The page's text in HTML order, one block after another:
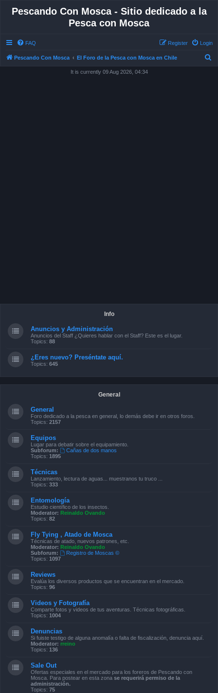
Pescando Con Mosca - Sitio dedicado a la
Pesca con Mosca
FAQ Login
Register
Pescando Con Mosca El Foro de la Pesca con Mosca en Chile
It is currently 09 Aug 2026, 04:34
Info
Anuncios y Administración
Anuncios del Staff ¿Quieres hablar con el Staff? Este es el lugar.
Topics: 88
¿Eres nuevo? Preséntate aquí.
Topics: 645
General
General
Foro dedicado a la pesca en general, lo demás debe ir en otros foros.
Topics: 2157
Equipos
Lugar para debatir sobre el equipamiento.
Subforum:
Cañas de dos manos
Topics: 1895
Técnicas
Lanzamiento, lectura de aguas... muestranos tu truco ...
Topics: 333
Entomología
Estudio científico de los insectos.
Moderator: Reinaldo Ovando
Topics: 82
Fly Tying , Atado de Mosca
Técnicas de atado, nuevos patrones, etc.
Moderator: Reinaldo Ovando
Subforum:
Registro de Moscas ©
Topics: 1097
Reviews
Evalúa los diversos productos que se encuentran en el mercado.
Topics: 96
Videos y Fotografía
Comparte fotos y videos de tus aventuras. Técnicas fotográficas.
Topics: 1004
Denuncias
Si fuiste testigo de alguna anomalía o falta de fiscalización, denuncia aquí.
Moderator: rreino
Topics: 136
Sale Out
Ofertas especiales en el mercado para los foreros de Pescando con
Mosca. Para postear en esta zona se requerirá permiso de la
administración.
Topics: 75